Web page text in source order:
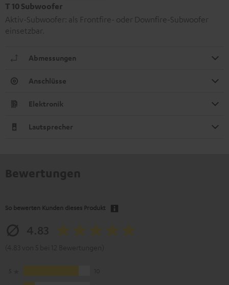
T 10 Subwoofer
Aktiv-Subwoofer: als Frontfire- oder Downfire-Subwoofer
einsetzbar.
Abmessungen
Anschlüsse
Elektronik
Lautsprecher
So bewerten Kunden dieses Produkt